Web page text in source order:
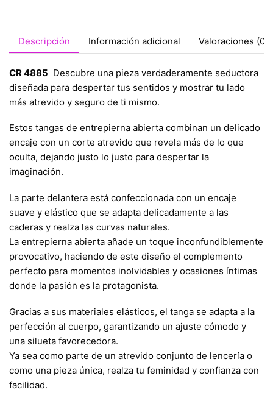
Descripción Información adicional Valoraciones (0)
CR 4885 Descubre una pieza verdaderamente seductora
diseñada para despertar tus sentidos y mostrar tu lado
más atrevido y seguro de ti mismo.
Estos tangas de entrepierna abierta combinan un delicado
encaje con un corte atrevido que revela más de lo que
oculta, dejando justo lo justo para despertar la
imaginación.
La parte delantera está confeccionada con un encaje
suave y elástico que se adapta delicadamente a las
caderas y realza las curvas naturales.
La entrepierna abierta añade un toque inconfundiblemente
provocativo, haciendo de este diseño el complemento
perfecto para momentos inolvidables y ocasiones íntimas
donde la pasión es la protagonista.
Gracias a sus materiales elásticos, el tanga se adapta a la
perfección al cuerpo, garantizando un ajuste cómodo y
una silueta favorecedora.
Ya sea como parte de un atrevido conjunto de lencería o
como una pieza única, realza tu feminidad y confianza con
facilidad.